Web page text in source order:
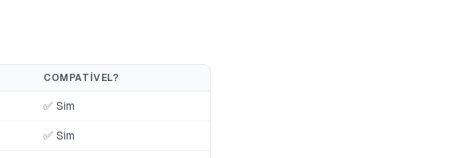
COMPATÍVEL?
✅ Sim
✅ Sim